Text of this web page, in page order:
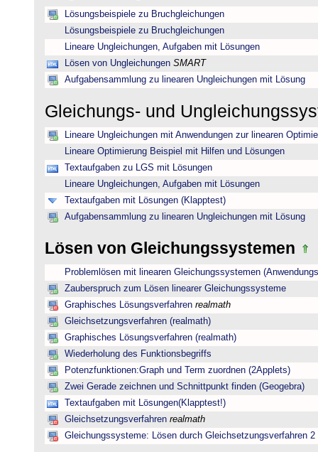
Lösungsbeispiele zu Bruchgleichungen
Lösungsbeispiele zu Bruchgleichungen
Lineare Ungleichungen, Aufgaben mit Lösungen
Lösen von Ungleichungen SMART
Aufgabensammlung zu linearen Ungleichungen mit Lösung
Gleichungs- und
Lineare Ungleichungen mit Anwendungen zur linearen
Lineare Optimierung Beispiel mit Hilfen und Lösungen
Textaufgaben zu LGS mit Lösungen
Lineare Ungleichungen, Aufgaben mit Lösungen
Textaufgaben mit Lösungen (Klapptest)
Aufgabensammlung zu linearen Ungleichungen mit Lösung
Lösen von Gleichungssystemen
Problemlösen mit linearen Gleichungssystemen
Zauberspruch zum Lösen linearer Gleichungssysteme
Graphisches Lösungsverfahren realmath
Gleichsetzungsverfahren (realmath)
Graphisches Lösungsverfahren (realmath)
Wiederholung des Funktionsbegriffs
Potenzfunktionen:Graph und Term zuordnen (2Applets)
Zwei Gerade zeichnen und Schnittpunkt finden (Geogebra)
Textaufgaben mit Lösungen(Klapptest!)
Gleichsetzungsverfahren realmath
Gleichungssysteme: Lösen durch Gleichsetzungsverfahren 2